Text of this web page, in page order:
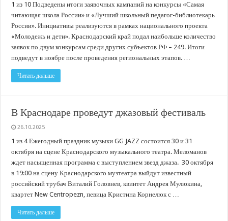
1 из 10 Подведены итоги заявочных кампаний на конкурсы «Самая
читающая школа России» и «Лучший школьный педагог-библиотекарь
России». Инициативы реализуются в рамках национального проекта
«Молодежь и дети». Краснодарский край подал наибольше количество
заявок по двум конкурсам среди других субъектов РФ – 249. Итоги
подведут в ноябре после проведения региональных этапов. …
Читать дальше
В Краснодаре проведут джазовый фестиваль
26.10.2025
1 из 4 Ежегодный праздник музыки GG JAZZ состоится 30 и 31
октября на сцене Краснодарского музыкального театра. Меломанов
ждет насыщенная программа с выступлением звезд джаза. 30 октября
в 19:00 на сцену Краснодарского музтеатра выйдут известный
российский трубач Виталий Головнев, квинтет Андрея Мулюкина,
квартет New Centropezn, певица Кристина Корнелюк с …
Читать дальше